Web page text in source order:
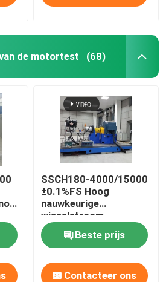
de motortest (68)
SSCH180-4000/15000
±0.1%FS Hoog
nauwkeurige
wisselstroom-
asynchrone nieuwe-
energie motor
elektrische
dynamometer testbank
Beste prijs
Contacteer ons